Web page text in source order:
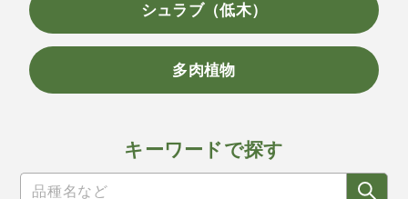
シュラブ（低木）
多肉植物
キーワードで探す